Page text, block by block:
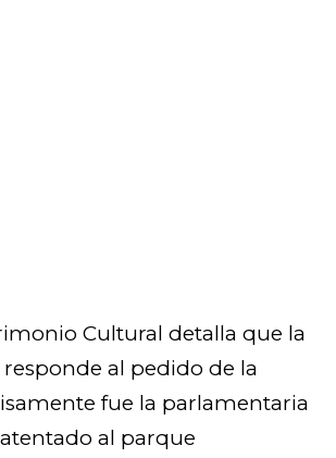
Cultural detalla que la
responde al pedido de la
fue la parlamentaria
al parque